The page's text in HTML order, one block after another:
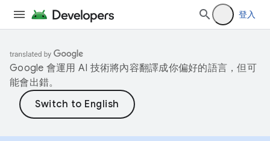
登入
Google 會運用 AI 技術將內容翻譯成你偏好的語言，但可
能會出錯。